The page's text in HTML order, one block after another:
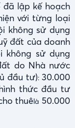
đã lập kế hoạch
với từng loại
không sử dụng
đất của doanh
không sử dụng
do Nhà nước
đầu tư): 30.000
thức đầu tư
thuêlà 50.000